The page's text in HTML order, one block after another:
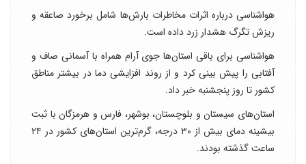
هواشناسی درباره اثرات مخاطرات بارش‌ها شامل برخورد صاعقه و
ریزش تگرگ هشدار زرد داده است.
هواشناسی برای باقی استان‌ها جوی آرام همراه با آسمانی صاف و
آفتابی را پیش بینی کرد و از روند افزایشی دما در بیشتر مناطق
کشور تا روز پنجشنبه خبر داد.
استان‌های سیستان و بلوچستان، بوشهر، فارس و هرمزگان با ثبت
بیشینه دمای بیش از ۳۰ درجه، گرم‌ترین استان‌های کشور در ۲۴
ساعت گذشته بودند.